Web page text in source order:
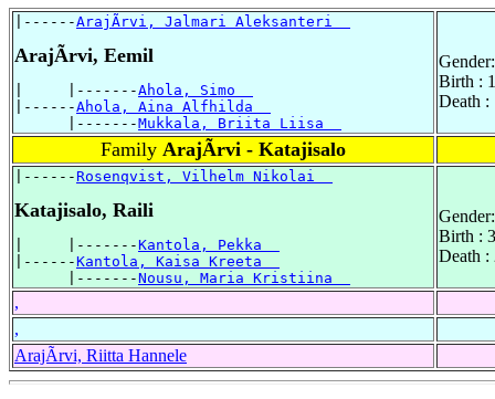
|------ArajÃrvi, Jalmari Aleksanteri
ArajÃrvi, Eemil
|     |-------Ahola, Simo
|------Ahola, Aina Alfhilda
      |-------
Mukkala, Briita Liisa
Birth :
Death :
Family ArajÃrvi - Katajisalo
|------Rosenqvist, Vilhelm Nikolai
Katajisalo, Raili
|     |-------Kantola, Pekka
|------Kantola, Kaisa Kreeta
      |-------
Nousu, Maria Kristiina
Birth :
Death :
,
,
ArajÃrvi, Riitta Hannele